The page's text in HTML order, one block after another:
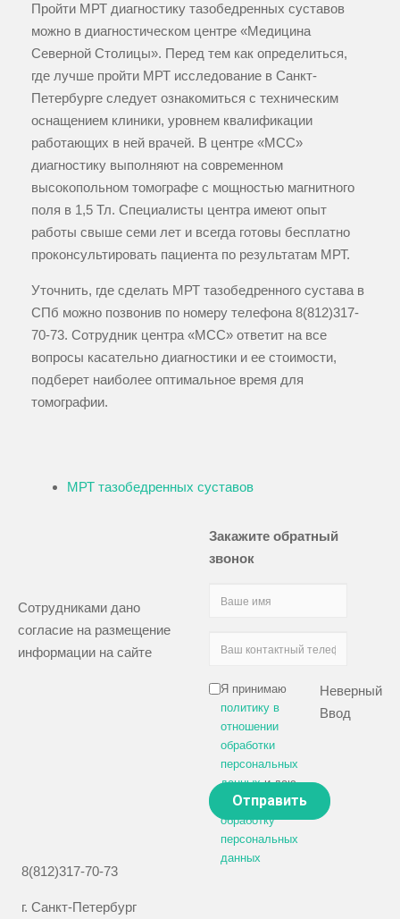
Пройти МРТ диагностику тазобедренных суставов
можно в диагностическом центре «Медицина
Северной Столицы». Перед тем как определиться,
где лучше пройти МРТ исследование в Санкт-
Петербурге следует ознакомиться с техническим
оснащением клиники, уровнем квалификации
работающих в ней врачей. В центре «МСС»
диагностику выполняют на современном
высокопольном томографе с мощностью магнитного
поля в 1,5 Тл. Специалисты центра имеют опыт
работы свыше семи лет и всегда готовы бесплатно
проконсультировать пациента по результатам МРТ.
Уточнить, где сделать МРТ тазобедренного сустава в
СПб можно позвонив по номеру телефона 8(812)317-
70-73. Сотрудник центра «МСС» ответит на все
вопросы касательно диагностики и ее стоимости,
подберет наиболее оптимальное время для
томографии.
МРТ тазобедренных суставов
Сотрудниками дано
согласие на размещение
информации на сайте
Закажите обратный
звонок
Я принимаю
политику в
отношении
обработки
персональных
данныхи даю
своёсогласие на
обработку
персональных
данных
Неверный
Ввод
8(812)317-70-73
г. Санкт-Петербург